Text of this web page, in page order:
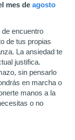
mes de agosto
de encuentro
de tus propias
La ansiedad te
justifica.
sin pensarlo
en marcha o
manos a la
o no